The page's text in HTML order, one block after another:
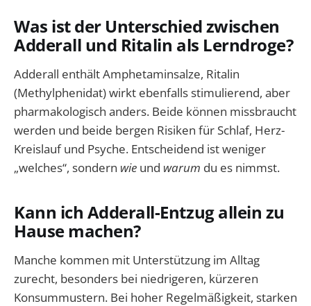
Was ist der Unterschied zwischen
Adderall und Ritalin als Lerndroge?
Adderall enthält Amphetaminsalze, Ritalin
(Methylphenidat) wirkt ebenfalls stimulierend, aber
pharmakologisch anders. Beide können missbraucht
werden und beide bergen Risiken für Schlaf, Herz-
Kreislauf und Psyche. Entscheidend ist weniger
„welches“, sondern wie und warum du es nimmst.
Kann ich Adderall-Entzug allein zu
Hause machen?
Manche kommen mit Unterstützung im Alltag
zurecht, besonders bei niedrigeren, kürzeren
Konsummustern. Bei hoher Regelmäßigkeit, starken